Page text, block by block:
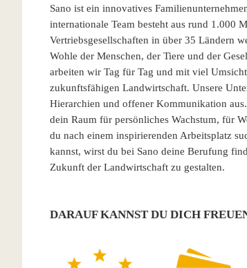
Sano ist ein innovatives
internationale Team besteht aus rund 1.000
Vertriebsgesellschaften in über 35 Ländern
Wohle der Menschen, der Tiere und der
arbeiten wir Tag für Tag und mit viel
zukunftsfähigen Landwirtschaft. Unsere
Hierarchien und offener Kommunikation
dein Raum für persönliches Wachstum, für
du nach einem inspirierenden Arbeitsplatz
kannst, wirst du bei Sano deine Berufung
Zukunft der Landwirtschaft zu gestalten.
DARAUF KANNST DU DICH